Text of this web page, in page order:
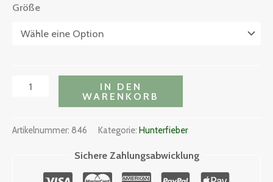
Größe
IN DEN
WARENKORB
Artikelnummer: 846 Kategorie: Hunterfieber
Sichere Zahlungsabwicklung